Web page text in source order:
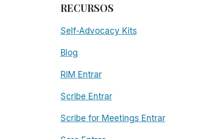
RECURSOS
Self-Advocacy Kits
Blog
RIM Entrar
Scribe Entrar
Scribe for Meetings Entrar